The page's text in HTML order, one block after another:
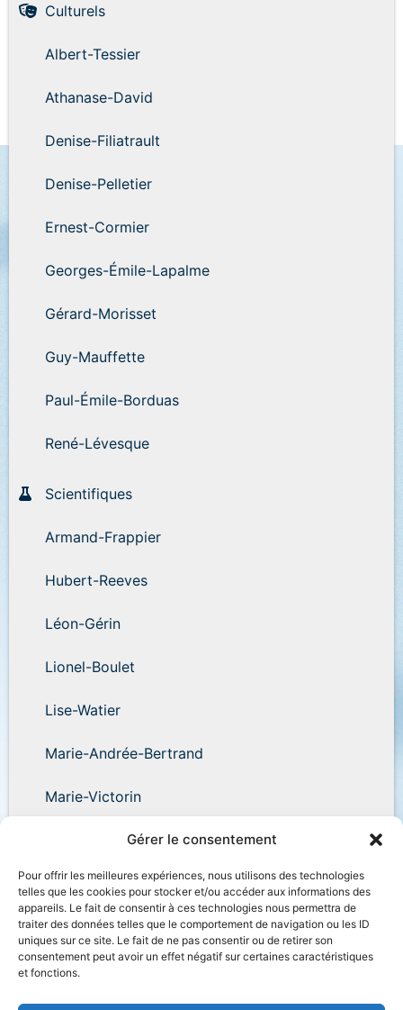
Gérer le consentement
Pour offrir les meilleures expériences, nous utilisons des technologies
telles que les cookies pour stocker et/ou accéder aux informations des
appareils. Le fait de consentir à ces technologies nous permettra de
traiter des données telles que le comportement de navigation ou les ID
uniques sur ce site. Le fait de ne pas consentir ou de retirer son
consentement peut avoir un effet négatif sur certaines caractéristiques
et fonctions.
Culturels
Albert-Tessier
Athanase-David
Denise-Filiatrault
Denise-Pelletier
Ernest-Cormier
Georges-Émile-Lapalme
Gérard-Morisset
Guy-Mauffette
Paul-Émile-Borduas
René-Lévesque
Scientifiques
Armand-Frappier
Hubert-Reeves
Léon-Gérin
Lionel-Boulet
Lise-Watier
Marie-Andrée-Bertrand
Marie-Victorin
Wilder-Penfield
Accessibilité Plan du site Salle de presse
Nous joindre